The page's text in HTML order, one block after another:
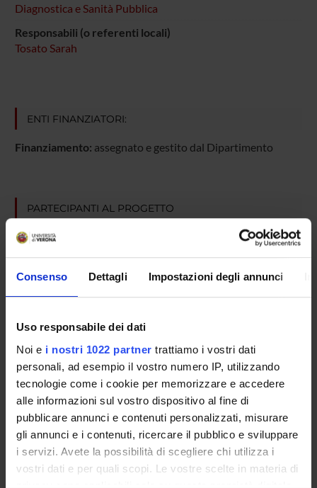
Consenso Dettagli Impostazioni degli annunci
Uso responsabile dei dati
Noi e i nostri 1022 partner trattiamo i vostri dati
personali, ad esempio il vostro numero IP, utilizzando
tecnologie come i cookie per memorizzare e accedere
alle informazioni sul vostro dispositivo al fine di
pubblicare annunci e contenuti personalizzati, misurare
gli annunci e i contenuti, ricercare il pubblico e sviluppare
i servizi. Avete la possibilità di scegliere chi utilizza i
vostri dati e per quali scopi. Le vostre scelte in materia di
privacy sono applicabili solo su questa proprietà digitale
Diagnostica e Sanità Pubblica
Responsabili (o referenti locali)
Tosato Sarah
ENTI FINANZIATORI:
Finanziamento: assegnato e gestito dal Dipartimento
PARTECIPANTI AL PROGETTO
Sarah Tosato
Psychiatry
SEZIONI
Psichiatria